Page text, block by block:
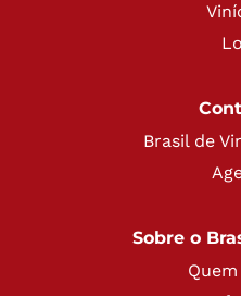
Brasil de
Sobre o